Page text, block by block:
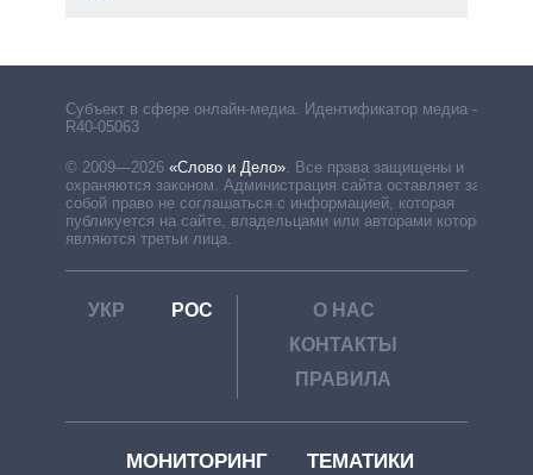
Субъект в сфере онлайн-медиа. Идентификатор медиа –
R40-05063
© 2009—2026 «Слово и Дело». Все права защищены и
охраняются законом. Администрация сайта оставляет за
собой право не соглашаться с информацией, которая
публикуется на сайте, владельцами или авторами которой
являются третьи лица.
УКР РОС
О НАС
КОНТАКТЫ
ПРАВИЛА
МОНИТОРИНГ ТЕМАТИКИ